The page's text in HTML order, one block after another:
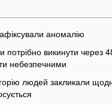
аномалію
потрібно викинути через
небезпечними
людей закликали